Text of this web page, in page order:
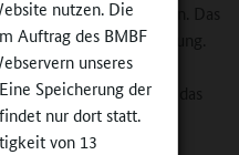
nutzen. Die
Auftrag des BMBF
unseres
Speicherung der
nur dort statt.
von 13
Unterricht umzustellen. Das
längere Sicht Entlastung.
vorwärts wagen, das
durchzusetzen und das